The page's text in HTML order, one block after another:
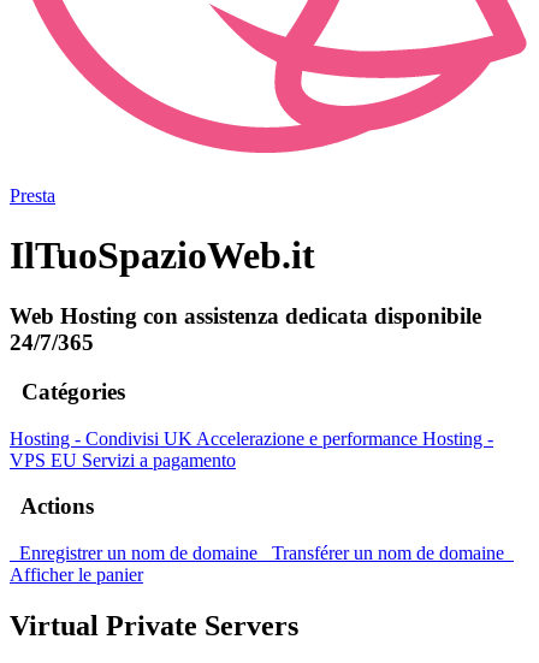
Presta
IlTuoSpazioWeb.it
Web Hosting con assistenza dedicata disponibile
24/7/365
Catégories
Hosting - Condivisi UK Accelerazione e performance Hosting -
VPS EU Servizi a pagamento
Actions
Enregistrer un nom de domaine
Transférer un nom de domaine
Afficher le panier
Virtual Private Servers